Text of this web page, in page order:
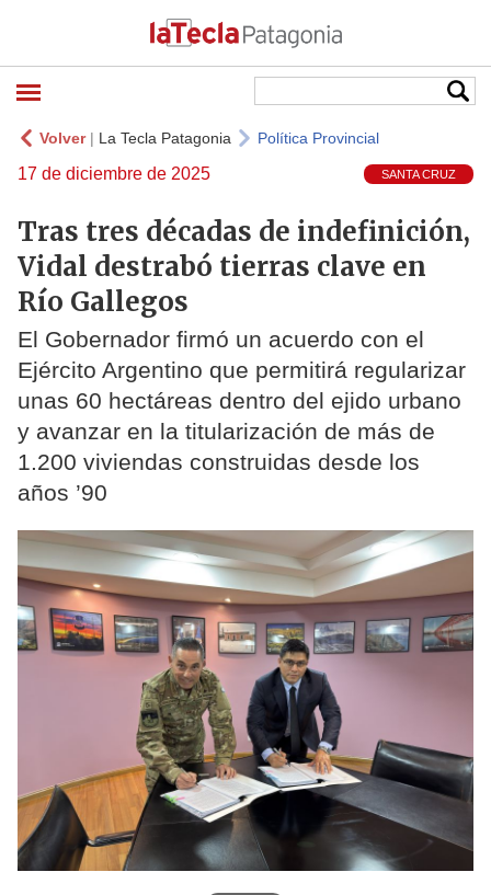
Volver| La Tecla Patagonia Política Provincial
17 de diciembre de 2025 SANTA CRUZ
Tras tres décadas de indefinición,
Vidal destrabó tierras clave en
Río Gallegos
El Gobernador firmó un acuerdo con el
Ejército Argentino que permitirá regularizar
unas 60 hectáreas dentro del ejido urbano
y avanzar en la titularización de más de
1.200 viviendas construidas desde los
años ’90